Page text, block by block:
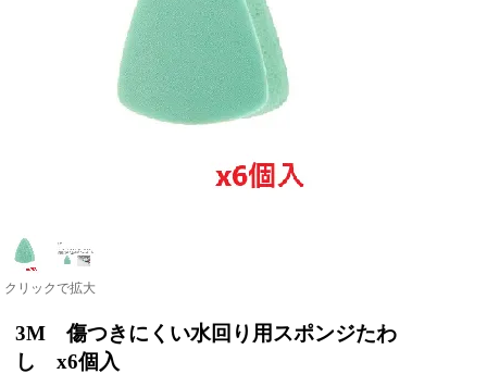
クリックで拡大
3M 傷つきにくい水回り用スポンジたわ
し x6個入